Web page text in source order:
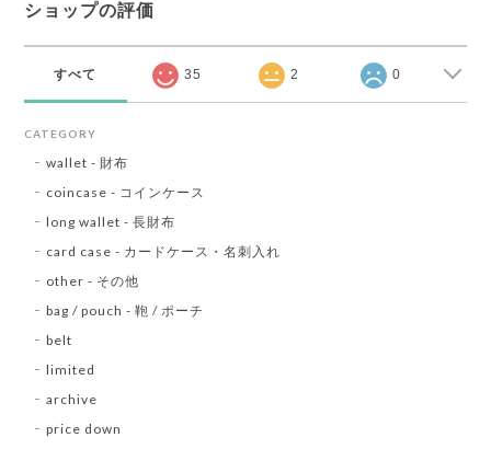
ショップの評価
すべて 35 2 0
CATEGORY
wallet - 財布
coincase - コインケース
long wallet - 長財布
card case - カードケース・名刺入れ
other - その他
bag / pouch - 鞄 / ポーチ
belt
limited
archive
price down